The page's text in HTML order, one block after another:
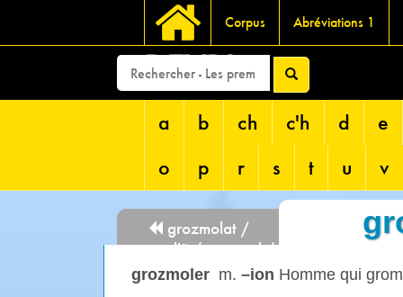
Corpus Abréviations 1
DEVRI
a b ch c'h d
e
o
p r s t u v
grozmolat /
grozmoliñ / grozmol /
grozvolat
grozmoler m. –ion Homme qui